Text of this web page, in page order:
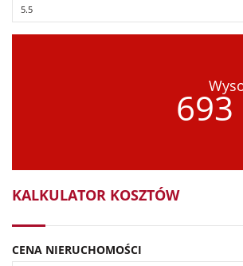
693
KALKULATOR KOSZTÓW
CENA NIERUCHOMOŚCI